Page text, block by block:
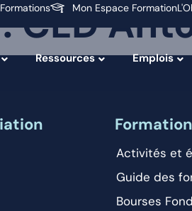
Mon Espace Formation
Ressources Emplois
:CLD
Activités et
Guide des
Bourses